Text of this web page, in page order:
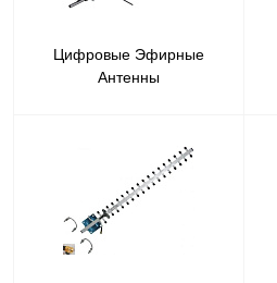
Цифровые Эфирные
Антенны